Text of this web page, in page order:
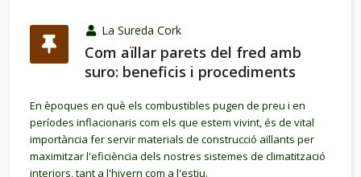
La Sureda Cork
Com aïllar parets del fred amb
suro: beneficis i procediments
En èpoques en què els combustibles pugen de preu i en
períodes inflacionaris com els que estem vivint, és de vital
importància fer servir materials de construcció aïllants per
maximitzar l'eficiència dels nostres sistemes de climatització
interiors, tant a l'hivern com a l'estiu.